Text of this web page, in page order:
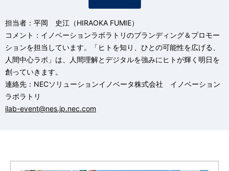
担当者：平岡 史江（HIRAOKA FUMIE）
コメント：イノベーションラボラトリのブランディング＆プロモー
ションを担当しています。「ヒトを知り、ひとの可能性を広げる、
人間中心ラボ」は、人間理解とデジタルを強みにヒトが輝く明日を
創っていきます。
連絡先：NECソリューションイノベータ株式会社 イノベーション
ラボラトリ
ilab-event@nes.jp.nec.com